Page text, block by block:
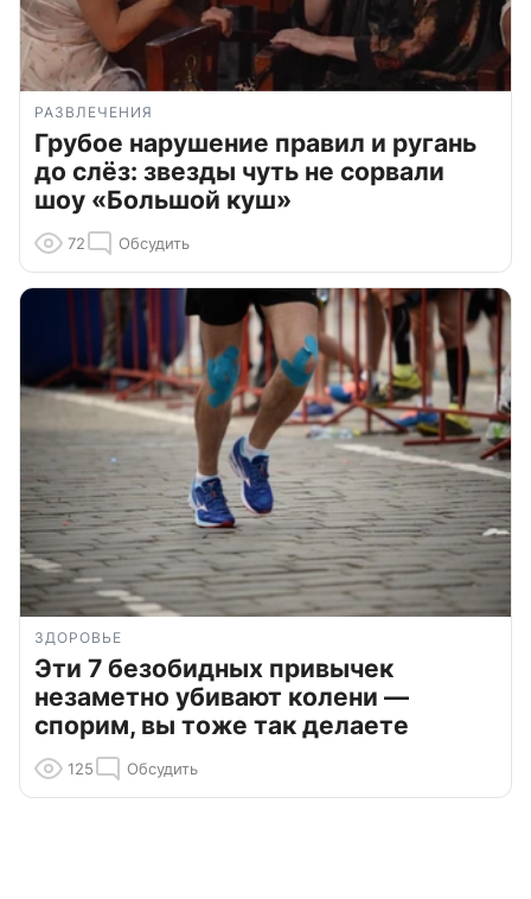
РАЗВЛЕЧЕНИЯ
Грубое нарушение правил и ругань
до слёз: звезды чуть не сорвали
шоу «Большой куш»
72 Обсудить
ЗДОРОВЬЕ
Эти 7 безобидных привычек
незаметно убивают колени —
спорим, вы тоже так делаете
125 Обсудить